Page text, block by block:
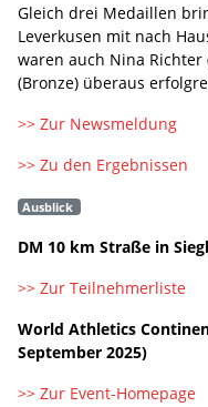
Gleich drei Medaillen
Leverkusen mit nach
waren auch Nina
(Bronze) überaus
>> Zur Newsmeldung
>> Zu den Ergebnissen
Ausblick
DM 10 km Straße in
>> Zur Teilnehmerliste
World Athletics
September 2025)
>> Zur Event-Homepage